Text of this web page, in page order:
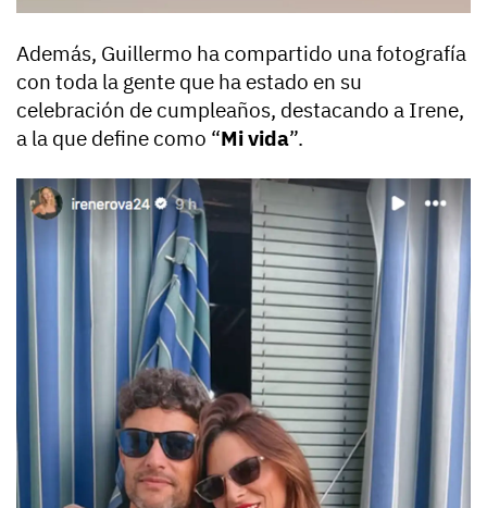
Además, Guillermo ha compartido una fotografía
con toda la gente que ha estado en su
celebración de cumpleaños, destacando a Irene,
a la que define como “Mi vida”.